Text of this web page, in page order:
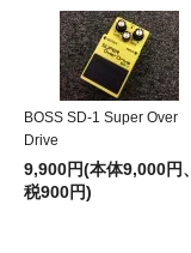
BOSS SD-1 Super Over
Drive
9,900円(本体9,000円、
税900円)